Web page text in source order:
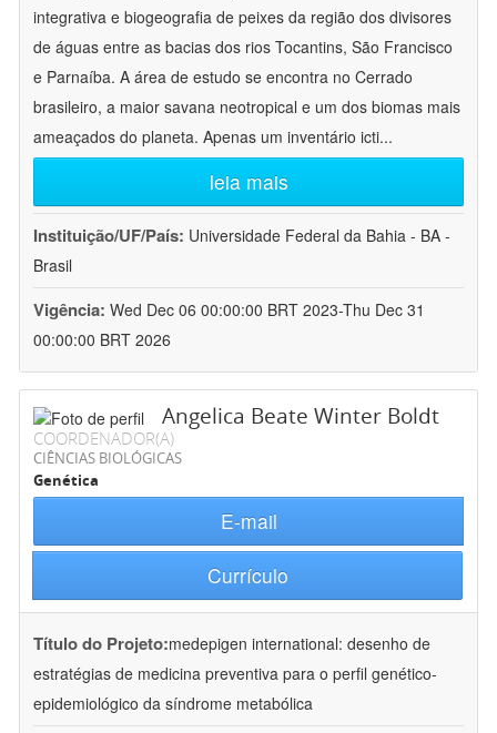
integrativa e biogeografia de peixes da região dos divisores
de águas entre as bacias dos rios Tocantins, São Francisco
e Parnaíba. A área de estudo se encontra no Cerrado
brasileiro, a maior savana neotropical e um dos biomas mais
ameaçados do planeta. Apenas um inventário icti...
leia mais
Instituição/UF/País: Universidade Federal da Bahia - BA -
Brasil
Vigência: Wed Dec 06 00:00:00 BRT 2023-Thu Dec 31
00:00:00 BRT 2026
Angelica Beate Winter Boldt
COORDENADOR(A)
CIÊNCIAS BIOLÓGICAS
Genética
E-mail
Currículo
Título do Projeto:medepigen international: desenho de
estratégias de medicina preventiva para o perfil genético-
epidemiológico da síndrome metabólica